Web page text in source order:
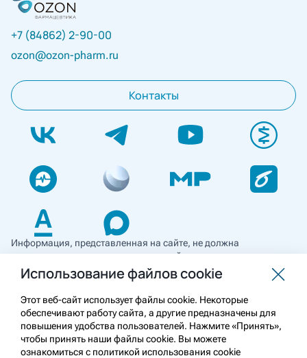
+7 (84862) 2-90-00
ozon@ozon-pharm.ru
Контакты
Информация, представленная на сайте, не должна
использоваться для самостоятельной диагностики и лечения
и не может служить заменой очной консультации врача. Перед
применением необходимо ознакомиться
с противопоказаниями препарата. Информация
о лекарственных средствах рецептурного отпуска
предназначена для медицинских и фармацевтических
работников.
Использование файлов cookie
Этот веб-сайт использует файлы cookie. Некоторые
обеспечивают работу сайта, а другие предназначены для
повышения удобства пользователей. Нажмите «Принять»,
чтобы принять наши файлы cookie. Вы можете
ознакомиться с политикой использования cookie